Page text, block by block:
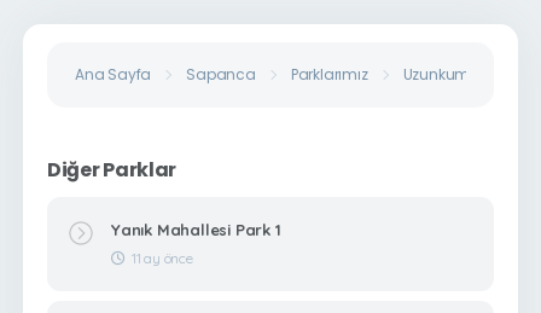
Ana Sayfa Sapanca Parklarımız Uzunkum Mahallesi
Diğer Parklar
Yanık Mahallesi Park 1
11 ay önce